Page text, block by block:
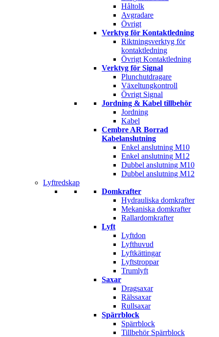
Håltolk
Avgradare
Övrigt
Verktyg för Kontaktledning
Riktningsverktyg för
kontaktledning
Övrigt Kontaktledning
Verktyg för Signal
Plunchutdragare
Växeltungkontroll
Övrigt Signal
Jordning & Kabel tillbehör
Jordning
Kabel
Cembre AR Borrad
Kabelanslutning
Enkel anslutning M10
Enkel anslutning M12
Dubbel anslutning M10
Dubbel anslutning M12
Lyftredskap
Domkrafter
Hydrauliska domkrafter
Mekaniska domkrafter
Rallardomkrafter
Lyft
Lyftdon
Lyfthuvud
Lyftkättingar
Lyftstroppar
Trumlyft
Saxar
Dragsaxar
Rälssaxar
Rullsaxar
Spärrblock
Spärrblock
Tillbehör Spärrblock